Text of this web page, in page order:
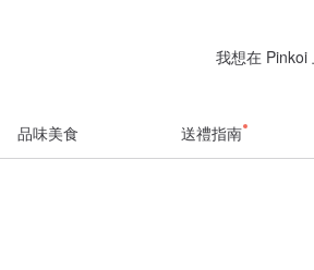
我想在 Pinkoi
品味美食 送禮指南